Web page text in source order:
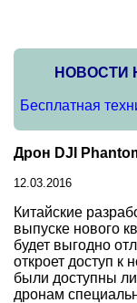
НОВОСТИ
Бесплатная
Дрон DJI
12.03.2016
Китайские
выпуске нового
будет выгодно
откроет доступ к
были доступны
дронам